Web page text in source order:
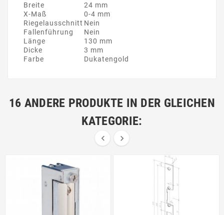
Breite
24 mm
X-Maß
0-4 mm
Riegelausschnitt Nein
Fallenführung
Nein
Länge
130 mm
Dicke
3 mm
Farbe
Dukatengold
16 ANDERE PRODUKTE IN DER GLEICHEN
KATEGORIE:
 